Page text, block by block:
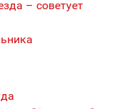
– советует